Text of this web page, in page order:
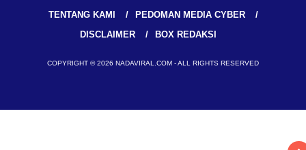
TENTANG KAMI
PEDOMAN MEDIA CYBER
DISCLAIMER
BOX REDAKSI
COPYRIGHT © 2026 NADAVIRAL.COM - ALL RIGHTS RESERVED